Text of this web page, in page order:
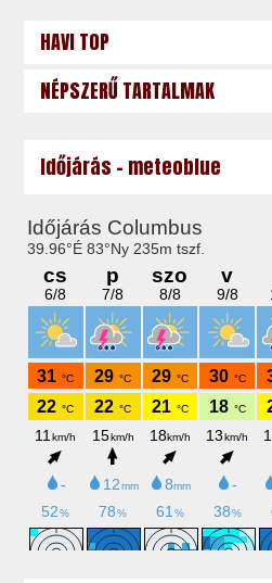
HAVI TOP
NÉPSZERŰ TARTALMAK
Időjárás - meteoblue